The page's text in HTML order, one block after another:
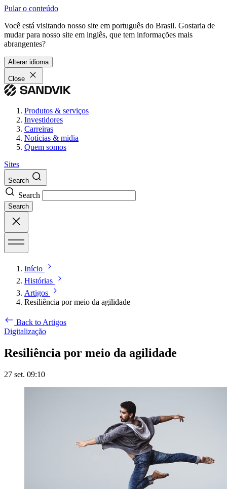
Pular o conteúdo
Você está visitando nosso site em português do Brasil. Gostaria de
mudar para nosso site em inglês, que tem informações mais
abrangentes?
Alterar idioma
Close
Produtos & serviços
Investidores
Carreiras
Notícias & midia
Quem somos
Sites
Search
Search
Search
Início
Histórias
Artigos
Resiliência por meio da agilidade
Back to Artigos
Digitalização
Resiliência por meio da agilidade
27 set. 09:10